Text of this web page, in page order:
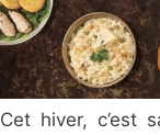
Cet hiver, c’est